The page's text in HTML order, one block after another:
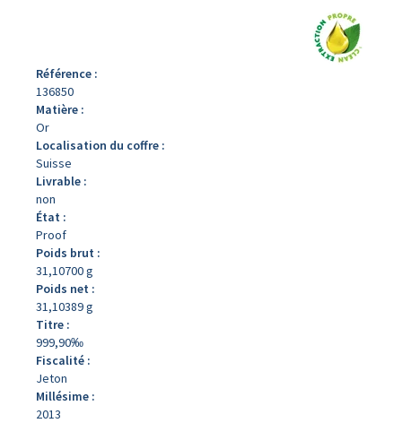
Référence :
136850
Matière :
Or
Localisation du coffre :
Suisse
Livrable :
non
État :
Proof
Poids brut :
31,10700 g
Poids net :
31,10389 g
Titre :
999,90‰
Fiscalité :
Jeton
Millésime :
2013